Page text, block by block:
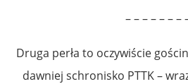
– – – – – – –
Druga perła to oczywiście
dawniej schronisko PTTK –